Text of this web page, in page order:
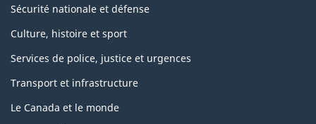
Sécurité nationale et défense
Culture, histoire et sport
Services de police, justice et urgences
Transport et infrastructure
Le Canada et le monde